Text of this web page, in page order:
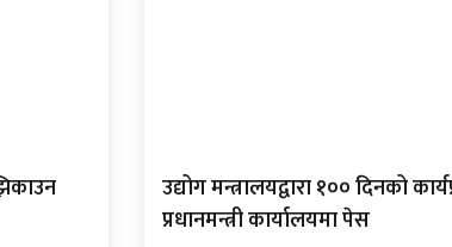
उद्योग मन्त्रालयद्वारा १०० दिनको
प्रधानमन्त्री कार्यालयमा पेस